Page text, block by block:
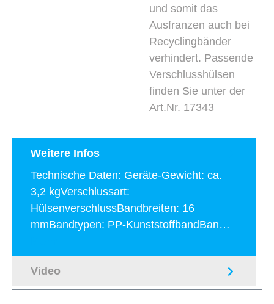
und somit das
Ausfranzen auch bei
Recyclingbänder
verhindert. Passende
Verschlusshülsen
finden Sie unter der
Art.Nr. 17343
Weitere Infos
Technische Daten: Geräte-Gewicht: ca.
3,2 kgVerschlussart:
HülsenverschlussBandbreiten: 16
mmBandtypen: PP-KunststoffbandBan…
Video